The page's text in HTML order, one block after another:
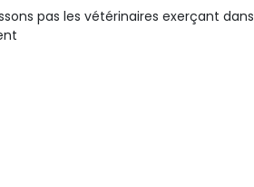
pas les vétérinaires exerçant dans